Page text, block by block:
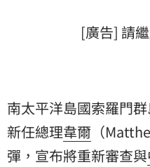
[廣告] 請
南太平洋島國索羅門
新任總理韋爾 （
彈，宣布將重新審查與